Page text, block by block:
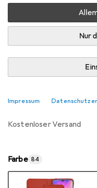
Nur
Impressum
Zwischen Mi, 16.9.
Benachrichtigen,
Lieferort angeben
In
Vergleichen
kostenloser Versand
Farbe 84